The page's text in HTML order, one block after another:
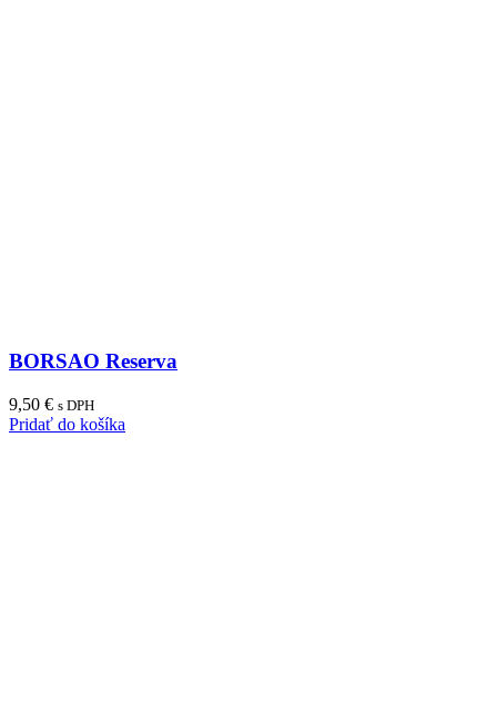
BORSAO Reserva
9,50 € s DPH
Pridať do košíka